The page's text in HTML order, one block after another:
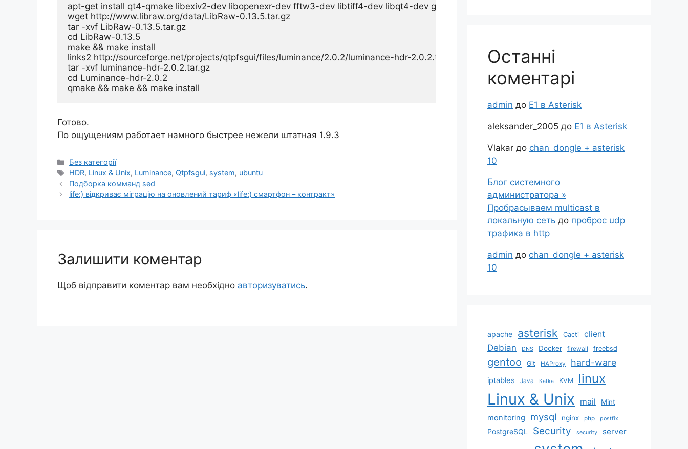
apt-get install qt4-qmake libexiv2-dev libopenexr-dev fftw3-dev libtiff4-dev libqt4-dev g++ libgsl0-dev
wget http://www.libraw.org/data/LibRaw-0.13.5.tar.gz
tar -xvf LibRaw-0.13.5.tar.gz
cd LibRaw-0.13.5
make && make install
links2 http://sourceforge.net/projects/qtpfsgui/files/luminance/2.0.2/luminance-hdr-2.0.2.tar.gz/download
tar -xvf luminance-hdr-2.0.2.tar.gz
cd Luminance-hdr-2.0.2
Готово.
По ощущениям работает намного быстрее нежели штатная 1.9.3
Категорії
Без категорії
Позначки
HDR, Linux & Unix, Luminance, Qtpfsgui, system, ubuntu
Подборка комманд sed
life:) відкриває міграцію на оновлений тариф «life:) смартфон – контракт»
Залишити коментар
Щоб відправити коментар вам необхідно авторизуватись.
Останні
коментарі
admin до Е1 в Asterisk
aleksander_2005 до Е1 в Asterisk
Vlakar до chan_dongle + asterisk
10
Блог системного
администратора »
Пробрасываем multicast в
локальную сеть до проброс udp
трафика в http
admin до chan_dongle + asterisk
10
apache asterisk Cacti client
Debian DNS Docker firewall freebsd
gentoo Git HAProxy hard-ware
iptables Java Kafka KVM linux
Linux & Unix mail Mint
monitoring mysql nginx php postfix
PostgreSQL Security security server